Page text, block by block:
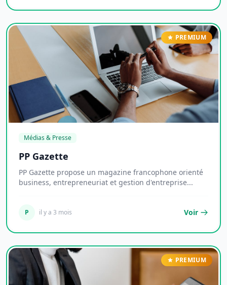
PREMIUM
Médias & Presse
PP Gazette
PP Gazette propose un magazine francophone orienté
business, entrepreneuriat et gestion d'entreprise...
P il y a 3 mois Voir
PREMIUM